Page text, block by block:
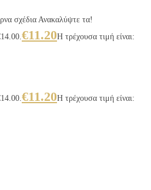
σχέδια Ανακαλύψτε τα!
€11.20Η τρέχουσα τιμή είναι:
€11.20Η τρέχουσα τιμή είναι: